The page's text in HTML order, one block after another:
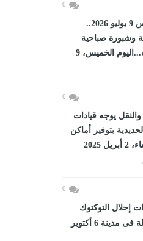
0
طقس الخميس 9 يوليو 2026..
وشبورة صباحية
والأرصاد تكشف درجات...اليوم الخميس، 9
0
يوجه قيادات
بتوفير أماكن
في رحلات...اليوم الأربعاء، 2 أبريل 2025
0
إحلال التوكتوك
مدينة 6 أكتوبر